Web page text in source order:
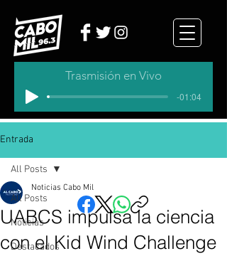
Trasmisión en Vivo
-01:04
Entrada
All Posts
Noticias
Destacados
All Posts
UABCS impulsa la ciencia
con el Kid Wind Challenge
Noticias Cabo Mil